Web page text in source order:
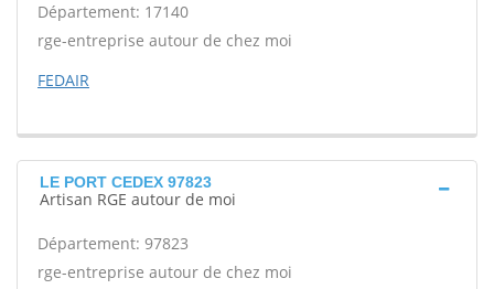
Département: 17140
rge-entreprise autour de chez moi
FEDAIR
LE PORT CEDEX 97823
Artisan RGE autour de moi
Département: 97823
rge-entreprise autour de chez moi